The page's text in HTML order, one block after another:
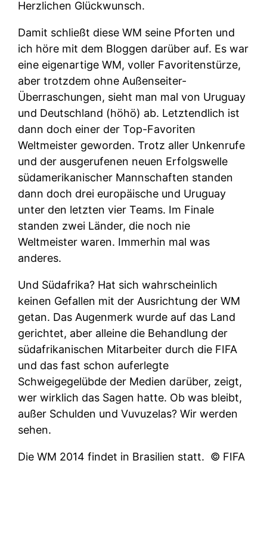
Herzlichen Glückwunsch.
Damit schließt diese WM seine Pforten und
ich höre mit dem Bloggen darüber auf. Es war
eine eigenartige WM, voller Favoritenstürze,
aber trotzdem ohne Außenseiter-
Überraschungen, sieht man mal von Uruguay
und Deutschland (höhö) ab. Letztendlich ist
dann doch einer der Top-Favoriten
Weltmeister geworden. Trotz aller Unkenrufe
und der ausgerufenen neuen Erfolgswelle
südamerikanischer Mannschaften standen
dann doch drei europäische und Uruguay
unter den letzten vier Teams. Im Finale
standen zwei Länder, die noch nie
Weltmeister waren. Immerhin mal was
anderes.
Und Südafrika? Hat sich wahrscheinlich
keinen Gefallen mit der Ausrichtung der WM
getan. Das Augenmerk wurde auf das Land
gerichtet, aber alleine die Behandlung der
südafrikanischen Mitarbeiter durch die FIFA
und das fast schon auferlegte
Schweigegelübde der Medien darüber, zeigt,
wer wirklich das Sagen hatte. Ob was bleibt,
außer Schulden und Vuvuzelas? Wir werden
sehen.
Die WM 2014 findet in Brasilien statt. © FIFA